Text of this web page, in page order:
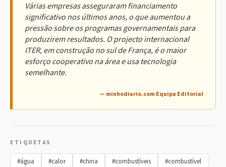
Várias empresas asseguraram financiamento
significativo nos últimos anos, o que aumentou a
pressão sobre os programas governamentais para
produzirem resultados. O projecto internacional
ITER, em construção no sul de França, é o maior
esforço cooperativo na área e usa tecnologia
semelhante.
— minhodiario.com Equipa Editorial
ETIQUETAS
#água #calor #china #combustíveis
#combustível